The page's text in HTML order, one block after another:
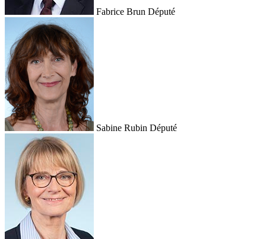
Fabrice Brun Député
Sabine Rubin Député